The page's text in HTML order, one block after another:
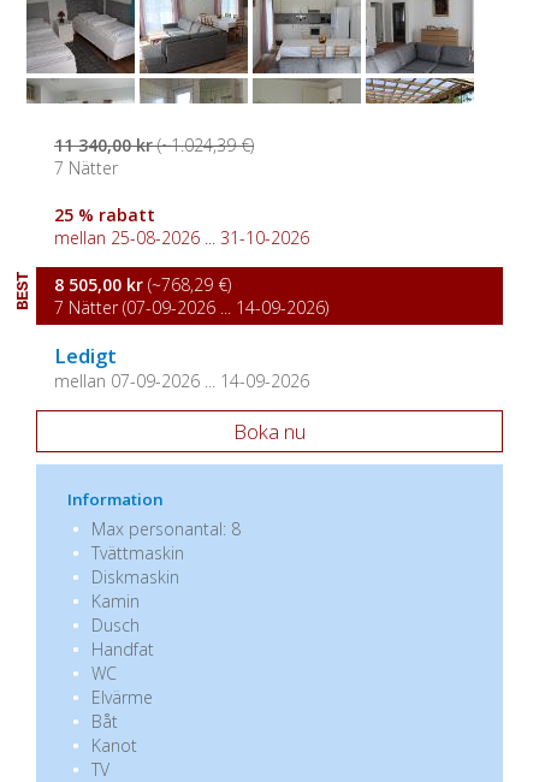
11 340,00 kr(~1.024,39 €)
7 Nätter
25 % rabatt
mellan 25-08-2026 ... 31-10-2026
BEST 8 505,00 kr (~768,29 €)
7 Nätter (07-09-2026 ... 14-09-2026)
Ledigt
mellan 07-09-2026 ... 14-09-2026
Boka nu
Information
Max personantal: 8
Tvättmaskin
Diskmaskin
Kamin
Dusch
Handfat
WC
Elvärme
Båt
Kanot
TV